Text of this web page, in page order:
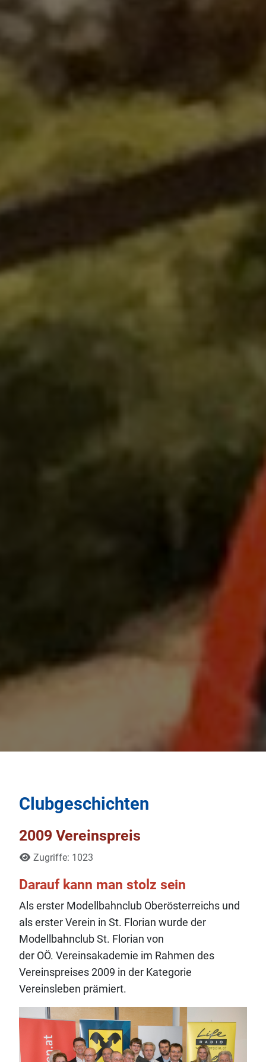
Clubgeschichten
2009 Vereinspreis
DetailsZugriffe: 1023
Darauf kann man stolz sein
Als erster Modellbahnclub Oberösterreichs und
als erster Verein in St. Florian wurde der
Modellbahnclub St. Florian von
der OÖ. Vereinsakademie im Rahmen des
Vereinspreises 2009 in der Kategorie
Vereinsleben prämiert.